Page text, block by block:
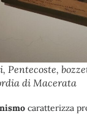
Pentecoste,
di Macerata
caratterizza